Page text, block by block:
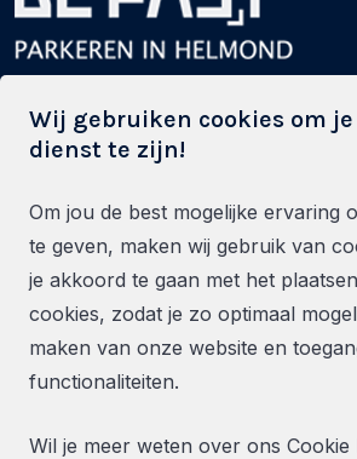
Powered by Stadsparkeren
Industrieweg 19
5753 PB Deurne
0900 - 12345 46
info@stadsparkeren.nl
Wij gebruiken cookies om
dienst te zijn!
Om jou de best mogelijke ervaring
te geven, maken wij gebruik van
je akkoord te gaan met het
cookies, zodat je zo optimaal
maken van onze website en
functionaliteiten.
Wil je meer weten over ons Cookie